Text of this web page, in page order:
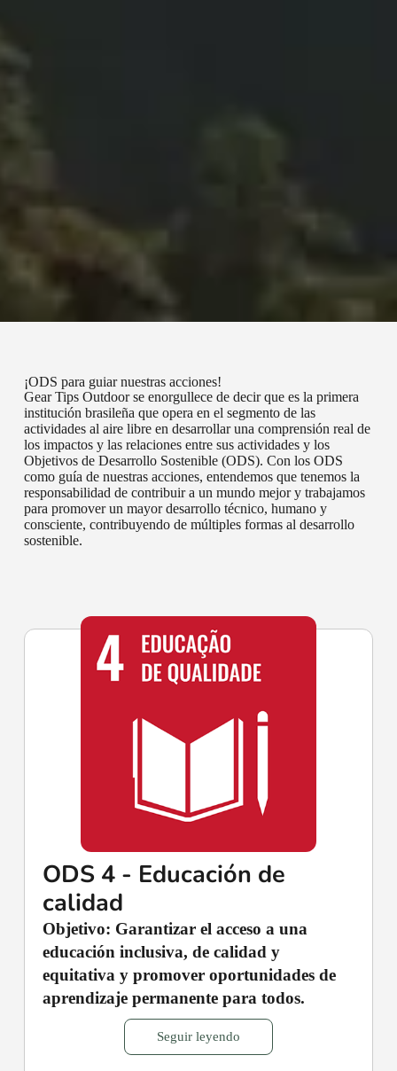
¡ODS para guiar nuestras acciones!
Gear Tips Outdoor se enorgullece de decir que es la primera
institución brasileña que opera en el segmento de las
actividades al aire libre en desarrollar una comprensión real de
los impactos y las relaciones entre sus actividades y los
Objetivos de Desarrollo Sostenible (ODS). Con los ODS
como guía de nuestras acciones, entendemos que tenemos la
responsabilidad de contribuir a un mundo mejor y trabajamos
para promover un mayor desarrollo técnico, humano y
consciente, contribuyendo de múltiples formas al desarrollo
sostenible.
ODS 4 - Educación de
calidad
Objetivo: Garantizar el acceso a una
educación inclusiva, de calidad y
equitativa y promover oportunidades de
aprendizaje permanente para todos.
Seguir leyendo